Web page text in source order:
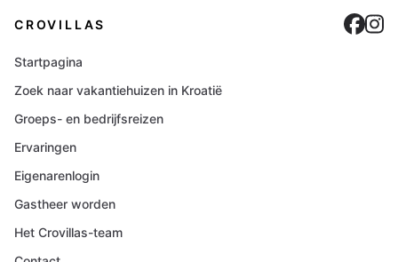
CROVILLAS
Startpagina
Zoek naar vakantiehuizen in Kroatië
Groeps- en bedrijfsreizen
Ervaringen
Eigenarenlogin
Gastheer worden
Het Crovillas-team